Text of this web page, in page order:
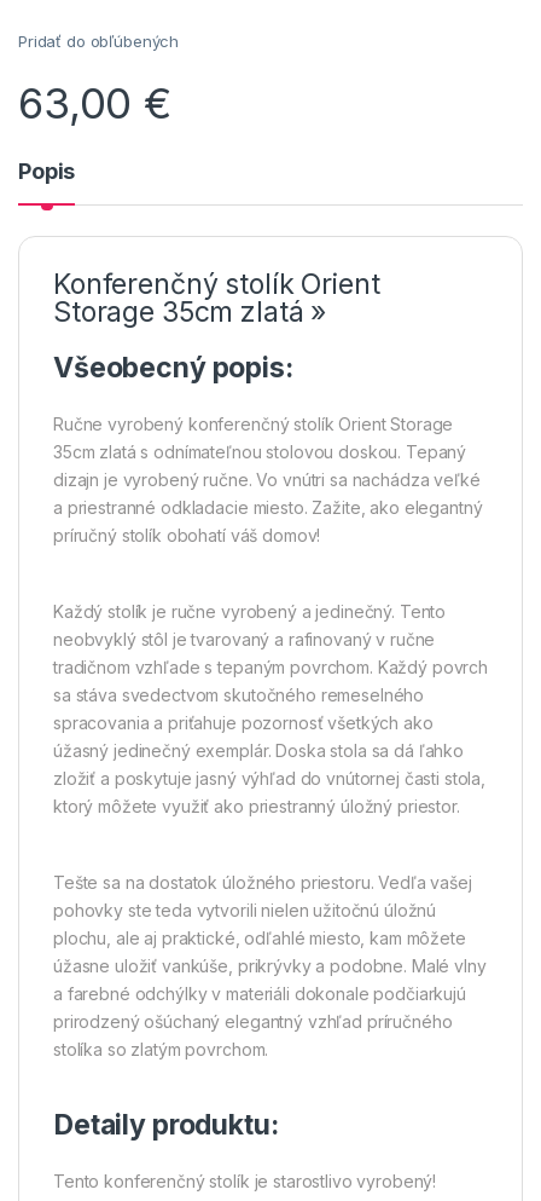
Pridať do obľúbených
63,00 €
Popis
Konferenčný stolík Orient
Storage 35cm zlatá »
Všeobecný popis:
Ručne vyrobený konferenčný stolík Orient Storage
35cm zlatá s odnímateľnou stolovou doskou. Tepaný
dizajn je vyrobený ručne. Vo vnútri sa nachádza veľké
a priestranné odkladacie miesto. Zažite, ako elegantný
príručný stolík obohatí váš domov!
Každý stolík je ručne vyrobený a jedinečný. Tento
neobvyklý stôl je tvarovaný a rafinovaný v ručne
tradičnom vzhľade s tepaným povrchom. Každý povrch
sa stáva svedectvom skutočného remeselného
spracovania a priťahuje pozornosť všetkých ako
úžasný jedinečný exemplár. Doska stola sa dá ľahko
zložiť a poskytuje jasný výhľad do vnútornej časti stola,
ktorý môžete využiť ako priestranný úložný priestor.
Tešte sa na dostatok úložného priestoru. Vedľa vašej
pohovky ste teda vytvorili nielen užitočnú úložnú
plochu, ale aj praktické, odľahlé miesto, kam môžete
úžasne uložiť vankúše, prikrývky a podobne. Malé vlny
a farebné odchýlky v materiáli dokonale podčiarkujú
prirodzený ošúchaný elegantný vzhľad príručného
stolíka so zlatým povrchom.
Detaily produktu:
Tento konferenčný stolík je starostlivo vyrobený!